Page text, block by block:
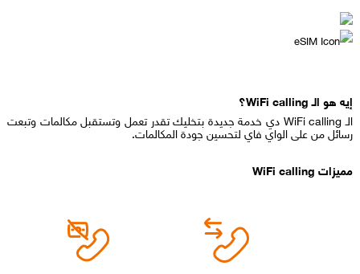
إيه هو الـ WiFi calling؟
الـ WiFi calling دي خدمة جديدة بتخليك تقدر تعمل وتستقبل مكالمات وتبعت
رسائل من على الواي فاي لتحسين جودة المكالمات.
مميزات WiFi calling